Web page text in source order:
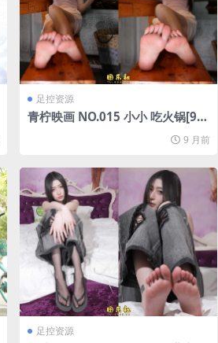
足控资源
青柠映画 NO.015 小小 吃火锅[90
9 月前
足控资源